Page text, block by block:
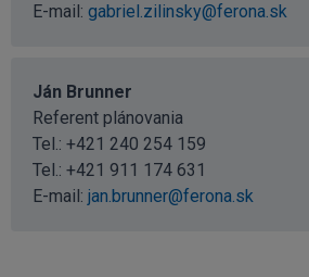
E-mail: gabriel.zilinsky@ferona.sk
Ján Brunner
Referent plánovania
Tel.: +421 240 254 159
Tel.: +421 911 174 631
E-mail: jan.brunner@ferona.sk